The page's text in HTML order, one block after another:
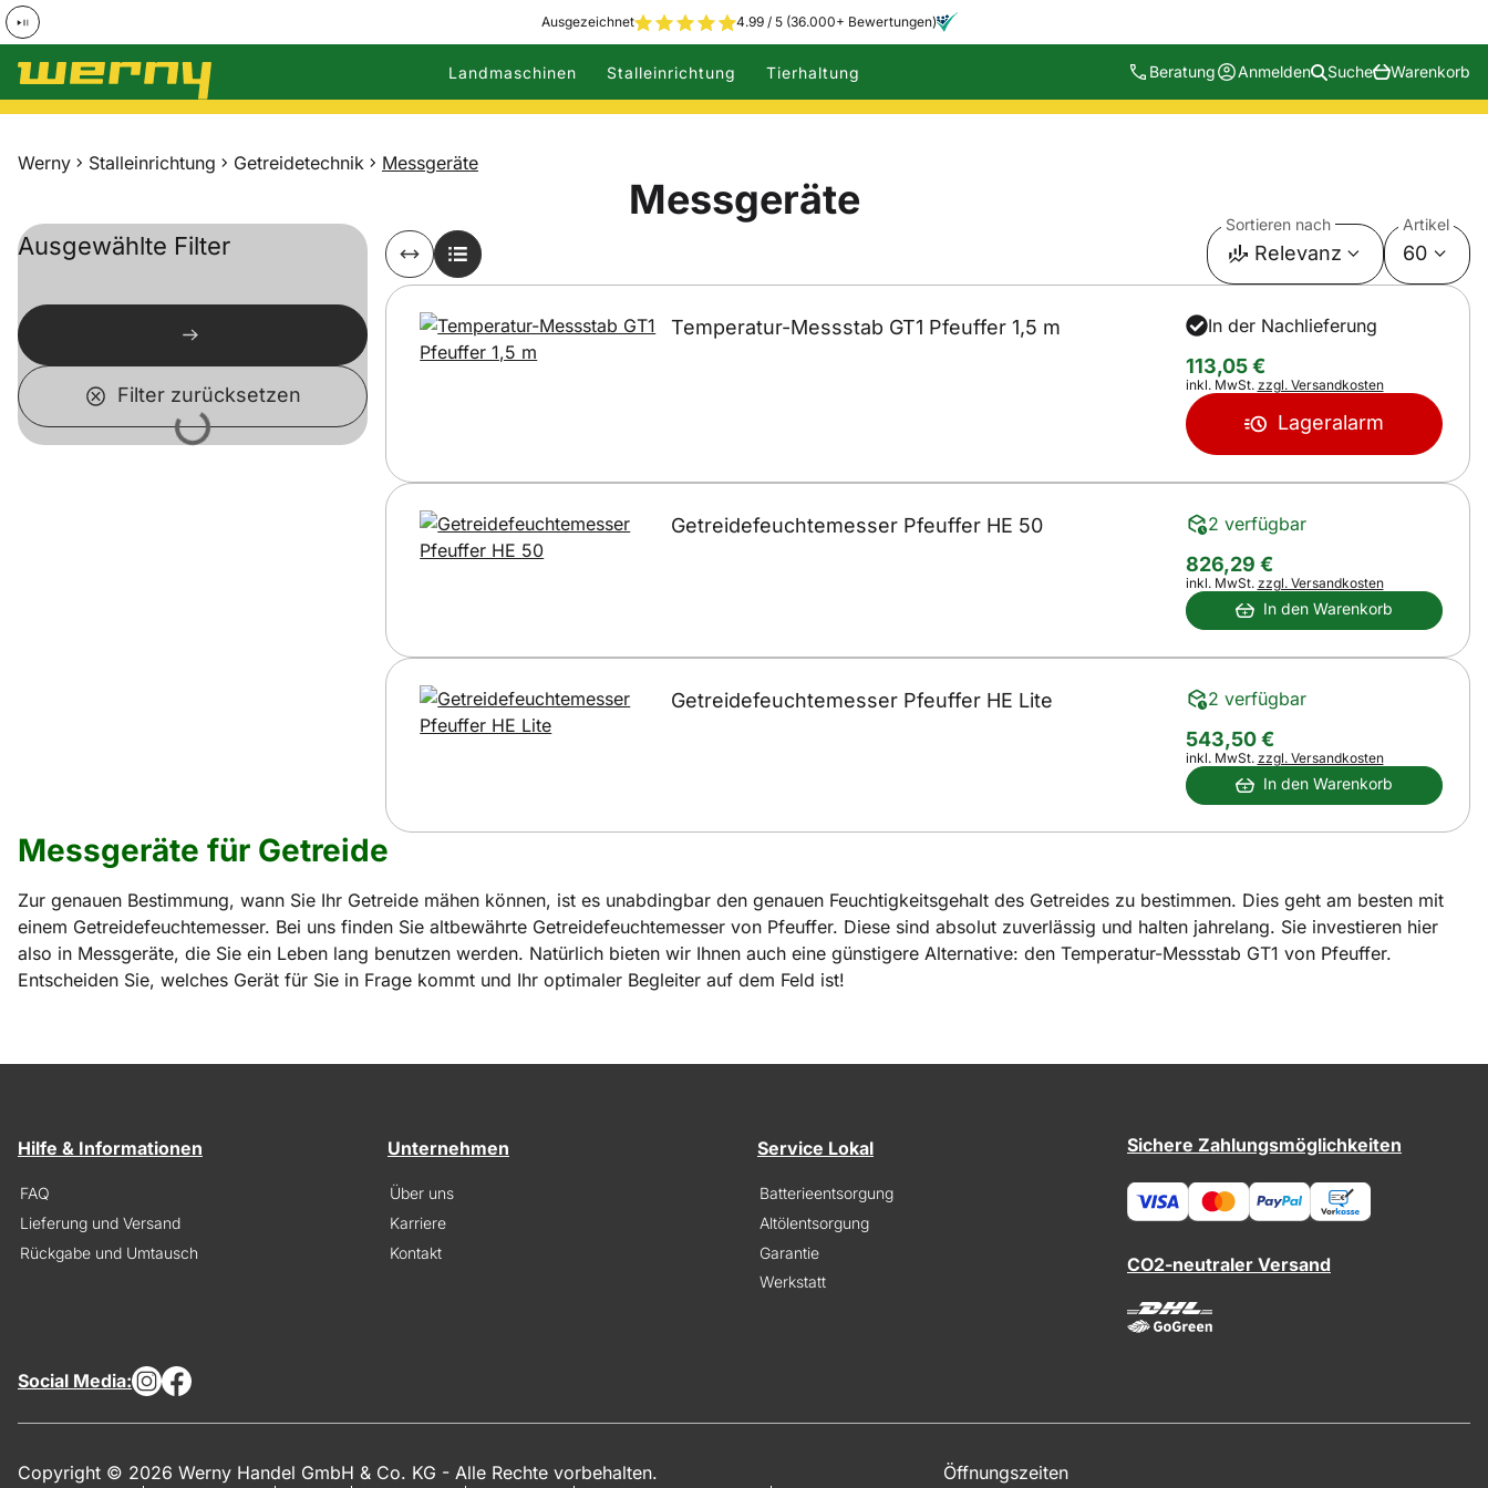
Ausgezeichnet 4.99 / 5 (36.000+ Bewertungen)
Zum Hauptinhalt springen
Landmaschinen Stalleinrichtung Tierhaltung Beratung Anmelden Suche Warenkorb
Werny Stalleinrichtung Getreidetechnik Messgeräte
Messgeräte
Lädt
Ausgewählte Filter
Filter zurücksetzen
Sortieren nach
Relevanz
Artikel
60
Temperatur-Messstab GT1 Pfeuffer 1,5 m In der Nachlieferung
113,05€
Steuerhinweis:
inkl. MwSt. zzgl. Versandkosten
Lageralarm
Getreidefeuchtemesser Pfeuffer HE 50 2 verfügbar
826,29 €
Steuerhinweis:
inkl. MwSt. zzgl. Versandkosten
In den Warenkorb
Getreidefeuchtemesser Pfeuffer HE Lite 2 verfügbar
543,50€
Steuerhinweis:
inkl. MwSt. zzgl. Versandkosten
In den Warenkorb
Messgeräte für Getreide
Zur genauen Bestimmung, wann Sie Ihr Getreide mähen können, ist es unabdingbar den genauen Feuchtigkeitsgehalt des Getreides zu bestimmen. Dies geht am besten mit
einem Getreidefeuchtemesser. Bei uns finden Sie altbewährte Getreidefeuchtemesser von Pfeuffer. Diese sind absolut zuverlässig und halten jahrelang. Sie investieren hier
also in Messgeräte, die Sie ein Leben lang benutzen werden. Natürlich bieten wir Ihnen auch eine günstigere Alternative: den Temperatur-Messstab GT1 von Pfeuffer.
Entscheiden Sie, welches Gerät für Sie in Frage kommt und Ihr optimaler Begleiter auf dem Feld ist!
Hilfe & Informationen
FAQ
Lieferung und Versand
Rückgabe und Umtausch
Unternehmen
Über uns
Karriere
Kontakt
Service Lokal
Batterieentsorgung
Altölentsorgung
Garantie
Werkstatt
Sichere Zahlungsmöglichkeiten
CO2-neutraler Versand
Social Media:
Copyright © 2026 Werny Handel GmbH & Co. KG - Alle Rechte vorbehalten.
Öffnungszeiten